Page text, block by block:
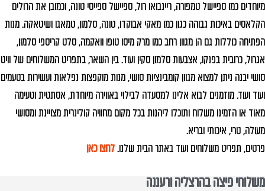
מיוחדים כמו ספיישל טמפורה, ריינבואו רול, ספיישל ספייסי טונה, וכמובן את הרולים
הקלאסים באיכות גבוהה כגון כמו מאקי אבוקדו, טונה, סלמון, טמאגו ושיטאקה. מנות
הפתיחה כוללות גם הן מגוון רחב כמו מרק מיסו טופו וואקמה, סלט קריספי סלמון,
אגרול, כרובית בפנקו, אצבעות סלמון סקין ועוד. בין השאר, בתפריט המשלוחים של וויט
סושי יבנה ניתן למצוא מגוון קומבינציות סושי, מנות מוקפצות נפלאות ועשירות בטעמים
ועוד ועוד. מוזמנים לבוא אלינו למסעדה לבילוי באווירה מיוחדת, אסתטית וטעימה
מאוד או הזמינו משלוח ותוכלו ליהנות בכל מקום מחוויה קולינרית מצויינת ומסושי
מעולה, טרי, איכותי ובריא.
פרטים, תפריט משלוחים ועוד באתר הבית שלנו. לחצו כאן
משלוחי פיצה בהרצליה ורעננה